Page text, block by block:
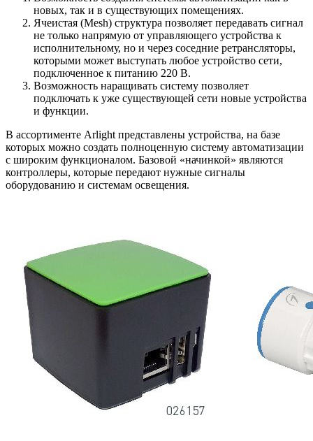
новых, так и в существующих помещениях.
Ячеистая (Mesh) структура позволяет передавать сигнал
не только напрямую от управляющего устройства к
исполнительному, но и через соседние ретрансляторы,
которыми может выступать любое устройство сети,
подключенное к питанию 220 В.
Возможность наращивать систему позволяет
подключать к уже существующей сети новые устройства
и функции.
В ассортименте Arlight представлены устройства, на базе
которых можно создать полноценную систему автоматизации
с широким функционалом. Базовой «начинкой» являются
контроллеры, которые передают нужные сигналы
оборудованию и системам освещения.